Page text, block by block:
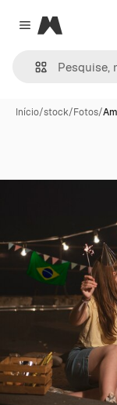
Close menu
Magnific
Início/stock/Fotos/